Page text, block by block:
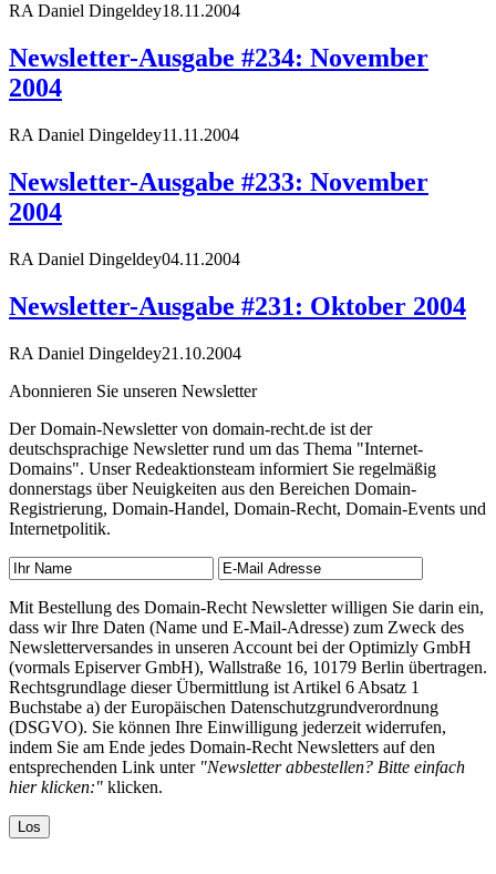
RA Daniel Dingeldey18.11.2004
Newsletter-Ausgabe #234: November
2004
RA Daniel Dingeldey11.11.2004
Newsletter-Ausgabe #233: November
2004
RA Daniel Dingeldey04.11.2004
Newsletter-Ausgabe #231: Oktober 2004
RA Daniel Dingeldey21.10.2004
Abonnieren Sie unseren Newsletter
Der Domain-Newsletter von domain-recht.de ist der
deutschsprachige Newsletter rund um das Thema "Internet-
Domains". Unser Redeaktionsteam informiert Sie regelmäßig
donnerstags über Neuigkeiten aus den Bereichen Domain-
Registrierung, Domain-Handel, Domain-Recht, Domain-Events und
Internetpolitik.
Mit Bestellung des Domain-Recht Newsletter willigen Sie darin ein,
dass wir Ihre Daten (Name und E-Mail-Adresse) zum Zweck des
Newsletterversandes in unseren Account bei der Optimizly GmbH
(vormals Episerver GmbH), Wallstraße 16, 10179 Berlin übertragen.
Rechtsgrundlage dieser Übermittlung ist Artikel 6 Absatz 1
Buchstabe a) der Europäischen Datenschutzgrundverordnung
(DSGVO). Sie können Ihre Einwilligung jederzeit widerrufen,
indem Sie am Ende jedes Domain-Recht Newsletters auf den
entsprechenden Link unter "Newsletter abbestellen? Bitte einfach
hier klicken:" klicken.